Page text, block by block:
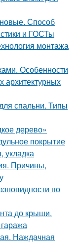
Способ
и ГОСТы
монтажа
Особенности
архитектурных
спальни. Типы
дерево»
покрытие
Причины,
по
до крыши.
Наждачная